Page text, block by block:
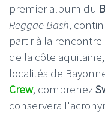
premier album du
ReggaeBash,
partir à la
de la côte
localités de
Crew, comprenez
conservera